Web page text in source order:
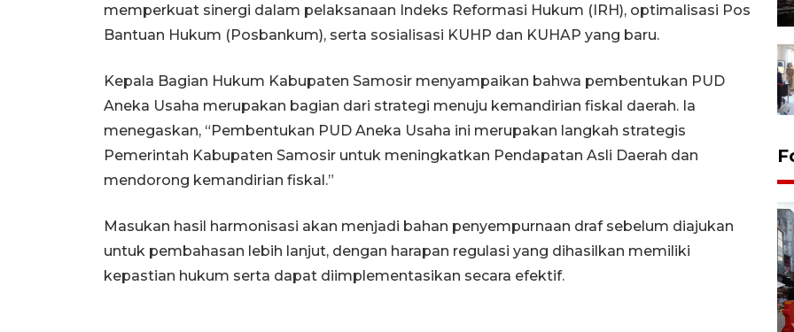
memperkuat sinergi dalam pelaksanaan Indeks Reformasi Hukum (IRH), optimalisasi Pos
Bantuan Hukum (Posbankum), serta sosialisasi KUHP dan KUHAP yang baru.
Kepala Bagian Hukum Kabupaten Samosir menyampaikan bahwa pembentukan PUD
Aneka Usaha merupakan bagian dari strategi menuju kemandirian fiskal daerah. Ia
menegaskan, “Pembentukan PUD Aneka Usaha ini merupakan langkah strategis
Pemerintah Kabupaten Samosir untuk meningkatkan Pendapatan Asli Daerah dan
mendorong kemandirian fiskal.”
Masukan hasil harmonisasi akan menjadi bahan penyempurnaan draf sebelum diajukan
untuk pembahasan lebih lanjut, dengan harapan regulasi yang dihasilkan memiliki
kepastian hukum serta dapat diimplementasikan secara efektif.